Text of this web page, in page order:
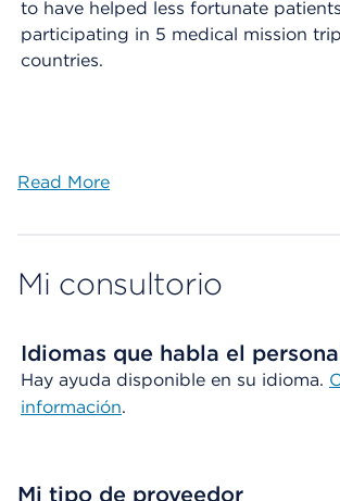
to have helped less fortunate
participating in 5 medical mission
countries.
Read More
Mi consultorio
Idiomas que habla el
Hay ayuda disponible en su idioma.
información.
Mi tipo de proveedor